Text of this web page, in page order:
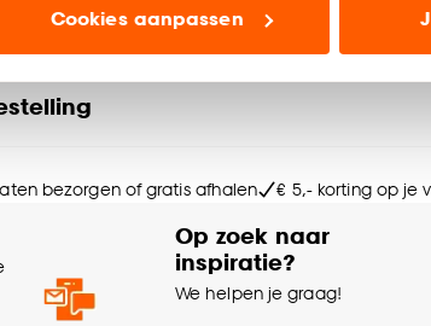
en communicatie.
maken van alle cookies, of klik op
kunt er ook voor kiezen om bepaalde
te klikken.
altijd nog kan aanpassen, bekijk hiervoor
Cookies aanpassen
bezorgen of gratis afhalen € 5,- korting op je
Op zoek naar
inspiratie?
We helpen je graag!